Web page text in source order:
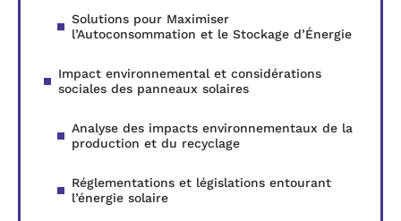
Solutions pour Maximiser
l’Autoconsommation et le Stockage d’Énergie
Impact environnemental et considérations
sociales des panneaux solaires
Analyse des impacts environnementaux de la
production et du recyclage
Réglementations et législations entourant
l’énergie solaire